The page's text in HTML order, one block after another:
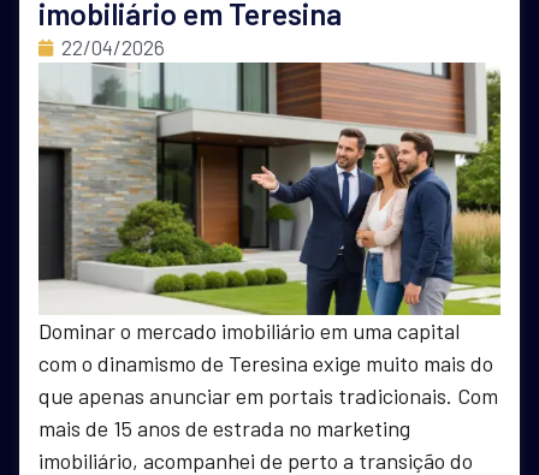
imobiliário em Teresina
22/04/2026
Dominar o mercado imobiliário em uma capital
com o dinamismo de Teresina exige muito mais do
que apenas anunciar em portais tradicionais. Com
mais de 15 anos de estrada no marketing
imobiliário, acompanhei de perto a transição do